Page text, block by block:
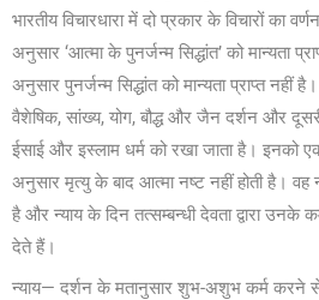
भारतीय विचारधारा में दो प्रकार के विचारों का
अनुसार ‘आत्मा के पुनर्जन्म सिद्धांत’ को मान्यता
अनुसार पुनर्जन्म सिद्धांत को मान्यता प्राप्त नहीं
वैशेषिक, सांख्य, योग, बौद्ध और जैन दर्शन और दूसरी
ईसाई और इस्लाम धर्म को रखा जाता है। इनको
अनुसार मृत्यु के बाद आत्मा नष्ट नहीं होती है। वह
है और न्याय के दिन तत्सम्बन्धी देवता द्वारा उनके
देते हैं।
न्याय— दर्शन के मतानुसार शुभ-अशुभ कर्म करने